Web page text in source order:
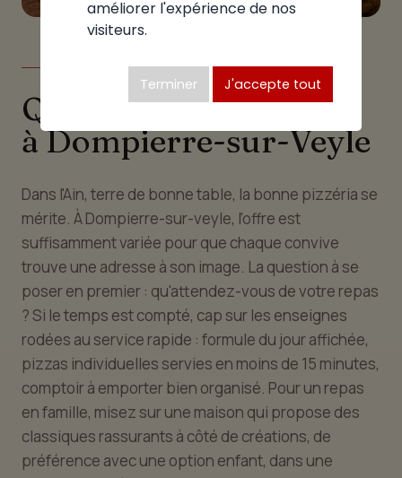
Quelle pizzeria choisir
à Dompierre-sur-Veyle
Dans l'Ain, terre de bonne table, la bonne pizzéria se
mérite. À Dompierre-sur-veyle, l'offre est
suffisamment variée pour que chaque convive
trouve une adresse à son image. La question à se
poser en premier : qu'attendez-vous de votre repas
? Si le temps est compté, cap sur les enseignes
rodées au service rapide : formule du jour affichée,
pizzas individuelles servies en moins de 15 minutes,
comptoir à emporter bien organisé. Pour un repas
en famille, misez sur une maison qui propose des
classiques rassurants à côté de créations, de
préférence avec une option enfant, dans une
améliorer l'expérience de nos
visiteurs.
Terminer J'accepte tout